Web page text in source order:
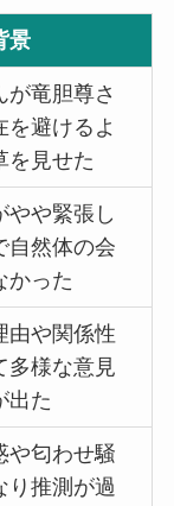
景
が竜胆尊さ
を避けるよ
を見せた
やや緊張し
自然体の会
かった
由や関係性
多様な意見
出た
や匂わせ騒
り推測が過